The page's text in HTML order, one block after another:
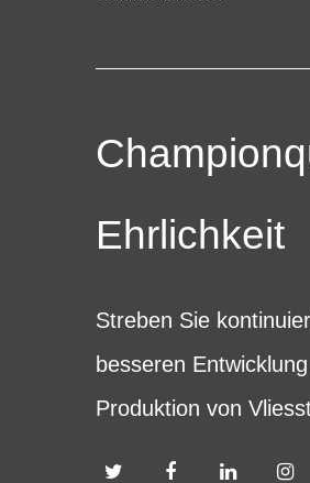
Ehrlichkeit
Streben Sie
besseren
Produktion von